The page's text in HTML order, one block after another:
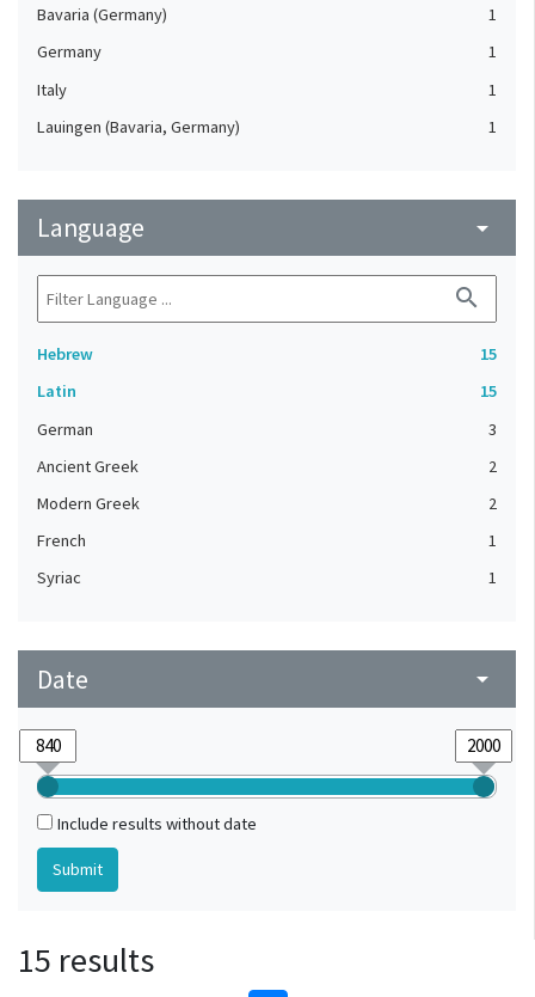
Bavaria (Germany)
1
Germany
1
Italy
1
Lauingen (Bavaria, Germany)
1
Language arrow_drop_down
search
Hebrew
15
Latin
15
German
3
Ancient Greek
2
Modern Greek
2
French
1
Syriac
1
Date arrow_drop_down
Include results without date
15 results